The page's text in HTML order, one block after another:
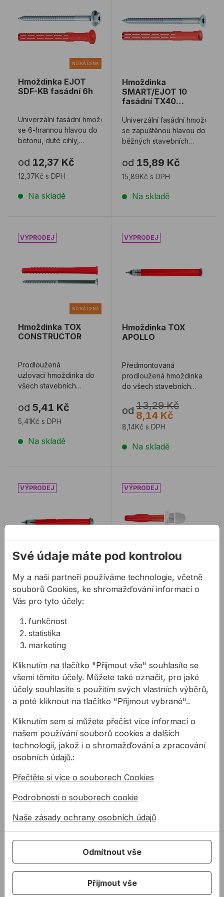
NÍZKÁ CENA
Hmoždinka EJOT
SDF-KB fasádní 6h
Univerzální fasádní hmoždinka
se 6-hrannou hlavou do
betonu, duté cihly,
pískov ...
od 12,37 Kč
12,37Kč s DPH
Na skladě
Hmoždinka
SMART/EJOT 10
fasádní TX40
Univerzální fasádní hmoždinka
se zapuštěnou hlavou do
běžných stavebních
od 15,89 Kč
15,89Kč s DPH
Na skladě
Hmoždinka TOX CONSTRUCTOR
NÍZKÁ CENA
Hmoždinka TOX
CONSTRUCTOR
Prodloužená
uzlovací hmoždinka do
všech stavebních
k upevňování různých
rámů. MV-SK ...
od 5,41 Kč
5,41Kč s DPH
Na skladě
Hmoždinka TOX APOLLO
Hmoždinka TOX
APOLLO
Předmontovaná
prodloužená hmoždinka
do všech stavebních
od 13,29 Kč
8,14 Kč
8,14Kč s DPH
Na skladě
Hmoždinka TOX APOLLO KB
Hmoždinka TOX
APOLLO KB
prodloužená hmoždinka
do všech stavebních
materiálů. VLF-S2
od
18,87 Kč
18,87Kč s DPH
Na skladě
Sanitární sada TOX UB /
Sanitární sada TOX
UB / kulatá
od22,34 Kč
22,34Kč s DPH
Na skladě
Sanitární sada TOX UB / konus
Souprava na
Hmoždinka TOX MSL
Předmontovaná metrická
pórovitých, ale i běžných
Své údaje máte pod kontrolou
My a naši partneři používáme technologie, včetně
souborů Cookies, ke shromažďování informací o
Vás pro tyto účely:
funkčnost
statistika
marketing
Kliknutím na tlačítko "Přijmout vše" souhlasíte se
všemi těmito účely. Můžete také označit, pro jaké
účely souhlasíte s použitím svých vlastních výběrů,
a poté kliknout na tlačítko "Přijmout vybrané"..
Kliknutím sem si můžete přečíst více informací o
našem používání souborů cookies a dalších
technologií, jakož i o shromažďování a zpracování
osobních údajů.:
Přečtěte si více o souborech Cookies
Podrobnosti o souborech cookie
Naše zásady ochrany osobních údajů
Odmítnout vše
Přijmout vše